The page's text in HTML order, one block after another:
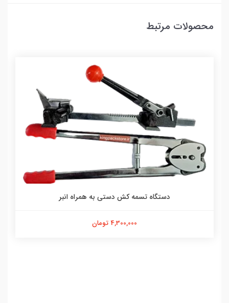
محصولات مرتبط
دستگاه تسمه کش دستی به همراه انبر
4,300,000 تومان